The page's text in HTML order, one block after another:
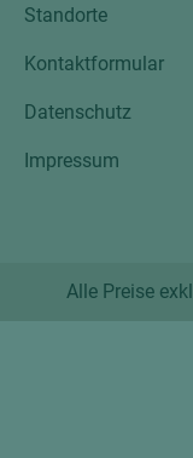
Standorte
Kontaktformular
Datenschutz
Impressum
Alle Preise